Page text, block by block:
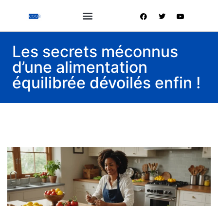
Les secrets méconnus
d’une alimentation
équilibrée dévoilés enfin !